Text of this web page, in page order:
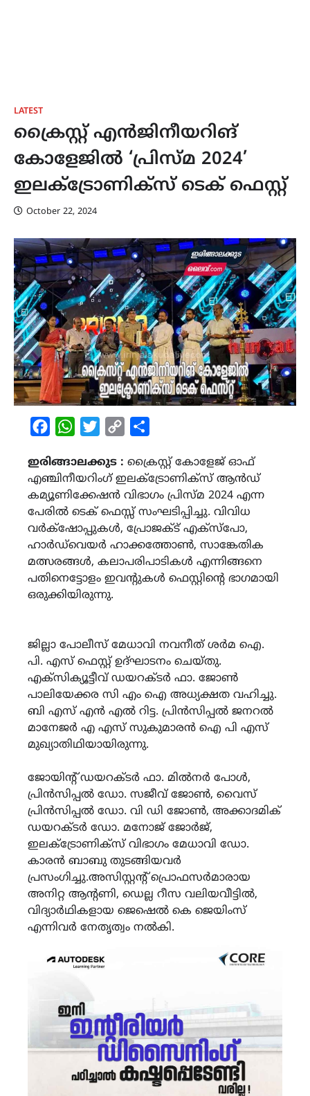
LATEST
ക്രൈസ്റ്റ് എൻജിനീയറിങ്
കോളേജിൽ ‘പ്രിസ്മ 2024’
ഇലക്ട്രോണിക്സ് ടെക് ഫെസ്റ്റ്
October 22, 2024
FacebookWhatsAppTwitterCopy
ഇരിങ്ങാലക്കുട : ക്രൈസ്റ്റ് കോളേജ് ഓഫ്
എഞ്ചിനീയറിംഗ് ഇലക്ട്രോണിക്സ് ആൻഡ്
കമ്യൂണിക്കേഷൻ വിഭാഗം പ്രിസ്മ 2024 എന്ന
പേരിൽ ടെക് ഫെസ്സ് സംഘടിപ്പിച്ചു. വിവിധ
വർക്‌ഷോപ്പുകൾ, പ്രോജക്ട് എക്സ്പോ,
ഹാർഡ്‌വെയർ ഹാക്കത്തോൺ, സാങ്കേതിക
മത്സരങ്ങൾ, കലാപരിപാടികൾ എന്നിങ്ങനെ
പതിനെട്ടോളം ഇവൻ്റുകൾ ഫെസ്റ്റിൻ്റെ ഭാഗമായി
ഒരുക്കിയിരുന്നു.
ജില്ലാ പോലീസ് മേധാവി നവനീത് ശർമ ഐ.
പി. എസ് ഫെസ്റ്റ് ഉദ്ഘാടനം ചെയ്തു.
എക്സിക്യൂട്ടീവ് ഡയറക്ടർ ഫാ. ജോൺ
പാലിയേക്കര സി എം ഐ അധ്യക്ഷത വഹിച്ചു.
ബി എസ് എൻ എൽ റിട്ട. പ്രിൻസിപ്പൽ ജനറൽ
മാനേജർ എ എസ് സുകുമാരൻ ഐ പി എസ്
മുഖ്യാതിഥിയായിരുന്നു.
ജോയിൻ്റ് ഡയറക്ടർ ഫാ. മിൽനർ പോൾ,
പ്രിൻസിപ്പൽ ഡോ. സജീവ് ജോൺ, വൈസ്
പ്രിൻസിപ്പൽ ഡോ. വി ഡി ജോൺ, അക്കാദമിക്
ഡയറക്ടർ ഡോ. മനോജ് ജോർജ്,
ഇലക്ട്രോണിക്സ് വിഭാഗം മേധാവി ഡോ.
കാരൻ ബാബു തുടങ്ങിയവർ
പ്രസംഗിച്ചു.അസിസ്റ്റൻ്റ് പ്രൊഫസർമാരായ
അനിറ്റ ആൻ്റണി, ഡെല്ല റീസ വലിയവീട്ടിൽ,
വിദ്യാർഥികളായ ജെഷെൽ കെ ജെയിംസ്
എന്നിവർ നേതൃത്വം നൽകി.